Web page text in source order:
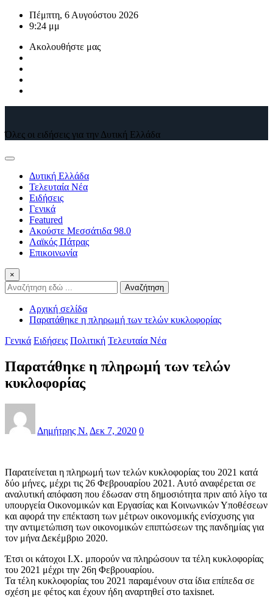
ΜετάβασηΠέμπτη, 6 Αυγούστου 2026
9:24 μμ
Ακολουθήστε μας
Όλες οι ειδήσεις για την Δυτική Ελλάδα
Δυτική Ελλάδα
Τελευταία Νέα
Ειδήσεις
Γενικά
Featured
Ακούστε Μεσσάτιδα 98.0
Λαϊκός Πάτρας
Επικοινωνία
×
Αναζήτηση
Αρχική σελίδα
Παρατάθηκε η πληρωμή των τελών κυκλοφορίας
Γενικά Ειδήσεις Πολιτική Τελευταία Νέα
Παρατάθηκε η πληρωμή των τελών
κυκλοφορίας
Δημήτρης Ν. Δεκ 7, 2020 0
Παρατείνεται η πληρωμή των τελών κυκλοφορίας του 2021 κατά
δύο μήνες, μέχρι τις 26 Φεβρουαρίου 2021. Αυτό αναφέρεται σε
αναλυτική απόφαση που έδωσαν στη δημοσιότητα πριν από λίγο τα
υπουργεία Οικονομικών και Εργασίας και Κοινωνικών Υποθέσεων
και αφορά την επέκταση των μέτρων οικονομικής ενίσχυσης για
την αντιμετώπιση των οικονομικών επιπτώσεων της πανδημίας για
τον μήνα Δεκέμβριο 2020.
Έτσι οι κάτοχοι Ι.Χ. μπορούν να πληρώσουν τα τέλη κυκλοφορίας
του 2021 μέχρι την 26η Φεβρουαρίου.
Τα τέλη κυκλοφορίας του 2021 παραμένουν στα ίδια επίπεδα σε
σχέση με φέτος και έχουν ήδη αναρτηθεί στο taxisnet.